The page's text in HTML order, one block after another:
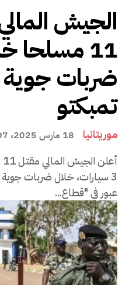
الجيش
11 مسلحا
ضربات
تمبكتو
موريتانيا 18 مارس 2025، 15:07 مساءً
3 سيارات، خلال ضربات
عبور في "قطاع...